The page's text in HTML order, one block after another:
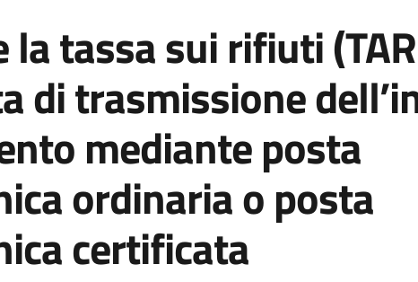
la tassa sui rifiuti
di trasmissione
mediante posta
ordinaria o posta
certificata